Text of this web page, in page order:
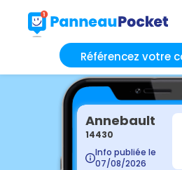
Référencez votre
Annebault
14430
Info publiée le
07/08/2026